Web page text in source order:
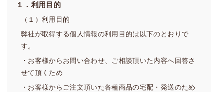
1．当社は、会員に、当社が運営する本サービスのウェブ
サイト（以下、「当サイト」といいます）で本サービス
を提供します。
2．当社は、変更後の内容および効力発生日を事前に当サ
イトに掲載して周知することで、効力発生日をもって本
規約を変更することができるものとします。
3．当社は、本規約を具体化しまたは補足するための規則
１．利用目的
（１）利用目的
弊社が取得する個人情報の利用目的は以下のとおりで
す。
・お客様からお問い合わせ、ご相談頂いた内容へ回答さ
せて頂くため
・お客様からご注文頂いた各種商品の宅配・発送のため